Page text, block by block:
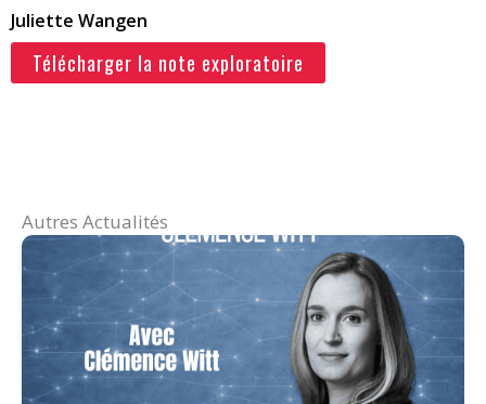
Juliette Wangen
Télécharger la note exploratoire
Autres Actualités